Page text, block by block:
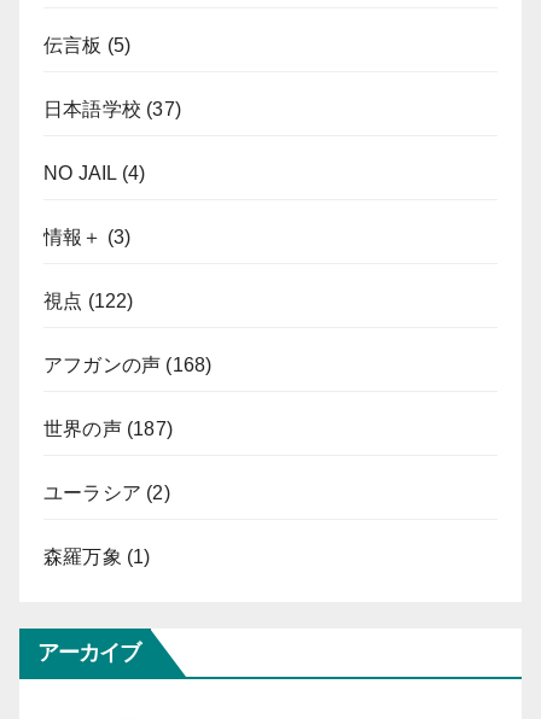
伝言板 (5)
日本語学校 (37)
NO JAIL (4)
情報＋ (3)
視点 (122)
アフガンの声 (168)
世界の声(187)
ユーラシア (2)
森羅万象 (1)
アーカイブ